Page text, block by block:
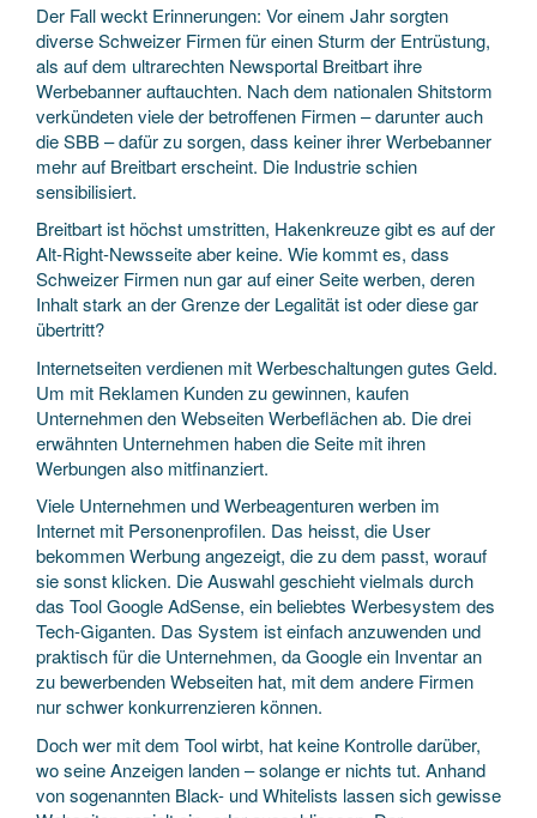
Der Fall weckt Erinnerungen: Vor einem Jahr sorgten
diverse Schweizer Firmen für einen Sturm der Entrüstung,
als auf dem ultrarechten Newsportal Breitbart ihre
Werbebanner auftauchten. Nach dem nationalen Shitstorm
verkündeten viele der betroffenen Firmen – darunter auch
die SBB – dafür zu sorgen, dass keiner ihrer Werbebanner
mehr auf Breitbart erscheint. Die Industrie schien
sensibilisiert.
Breitbart ist höchst umstritten, Hakenkreuze gibt es auf der
Alt-Right-Newsseite aber keine. Wie kommt es, dass
Schweizer Firmen nun gar auf einer Seite werben, deren
Inhalt stark an der Grenze der Legalität ist oder diese gar
übertritt?
Internetseiten verdienen mit Werbeschaltungen gutes Geld.
Um mit Reklamen Kunden zu gewinnen, kaufen
Unternehmen den Webseiten Werbeflächen ab. Die drei
erwähnten Unternehmen haben die Seite mit ihren
Werbungen also mitfinanziert.
Viele Unternehmen und Werbeagenturen werben im
Internet mit Personenprofilen. Das heisst, die User
bekommen Werbung angezeigt, die zu dem passt, worauf
sie sonst klicken. Die Auswahl geschieht vielmals durch
das Tool Google AdSense, ein beliebtes Werbesystem des
Tech-Giganten. Das System ist einfach anzuwenden und
praktisch für die Unternehmen, da Google ein Inventar an
zu bewerbenden Webseiten hat, mit dem andere Firmen
nur schwer konkurrenzieren können.
Doch wer mit dem Tool wirbt, hat keine Kontrolle darüber,
wo seine Anzeigen landen – solange er nichts tut. Anhand
von sogenannten Black- und Whitelists lassen sich gewisse